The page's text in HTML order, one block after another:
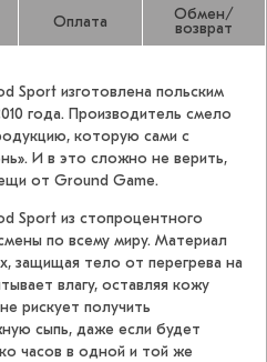
Оплата Обмен/
возврат
Sport изготовлена польским
года. Производитель смело
которую сами с
И в это сложно не верить,
от Ground Game.
Sport из стопроцентного
по всему миру. Материал
защищая тело от перегрева на
влагу, оставляя кожу
рискует получить
сыпь, даже если будет
часов в одной и той же